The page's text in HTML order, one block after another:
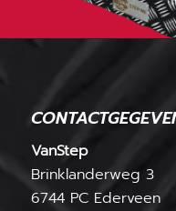
VanStep
Brinklanderweg 3
6744 PC Ederveen